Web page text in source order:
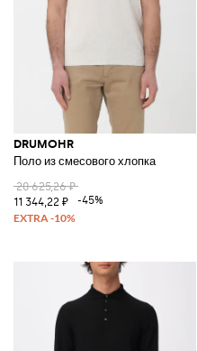
DRUMOHR
Поло из смесового хлопка
20 625,26 ₽
11 344,22 ₽
-45%